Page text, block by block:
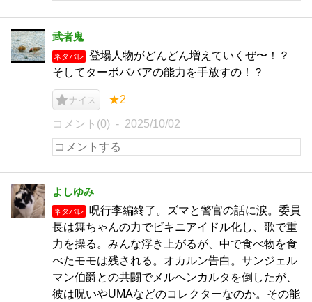
武者鬼
ネタバレ
登場人物がどんどん増えていくぜ〜！？
そしてターボババアの能力を手放すの！？
ナイス ★2
コメント(0) 2025/10/02
よしゆみ
ネタバレ
呪行李編終了。ズマと警官の話に涙。委員
長は舞ちゃんの力でビキニアイドル化し、歌で重
力を操る。みんな浮き上がるが、中で食べ物を食
べたモモは残される。オカルン告白。サンジェル
マン伯爵との共闘でメルヘンカルタを倒したが、
彼は呪いやUMAなどのコレクターなのか。その能